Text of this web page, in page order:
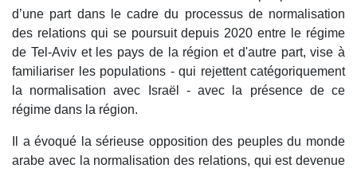
d’une part dans le cadre du processus de normalisation
des relations qui se poursuit depuis 2020 entre le régime
de Tel-Aviv et les pays de la région et d'autre part, vise à
familiariser les populations - qui rejettent catégoriquement
la normalisation avec Israël - avec la présence de ce
régime dans la région.
Il a évoqué la sérieuse opposition des peuples du monde
arabe avec la normalisation des relations, qui est devenue